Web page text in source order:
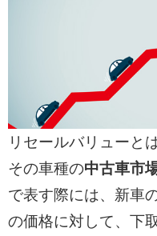
リセールバリューと
その車種の中古車市
で表す際には、新車
の価格に対して、下